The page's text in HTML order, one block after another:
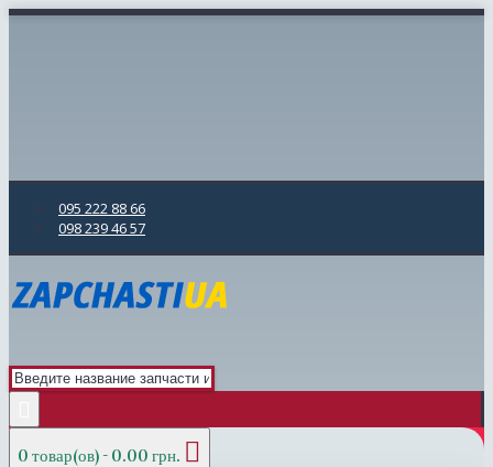
095 222 88 66
098 239 46 57
0 товар(ов) - 0.00 грн.